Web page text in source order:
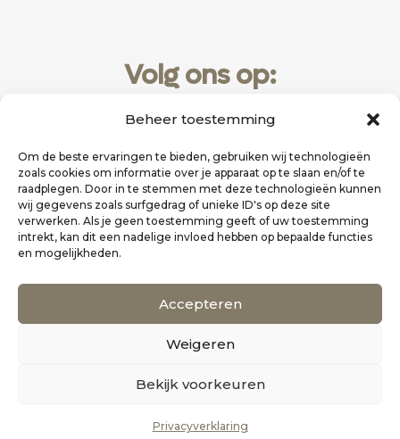
Beheer toestemming
Om de beste ervaringen te bieden, gebruiken wij technologieën
zoals cookies om informatie over je apparaat op te slaan en/of te
raadplegen. Door in te stemmen met deze technologieën kunnen
wij gegevens zoals surfgedrag of unieke ID's op deze site
verwerken. Als je geen toestemming geeft of uw toestemming
intrekt, kan dit een nadelige invloed hebben op bepaalde functies
en mogelijkheden.
Accepteren
Weigeren
Bekijk voorkeuren
Privacyverklaring
Volg ons op:
Website realisatie doorZakelijk Bereikbaar
Alle rechten voorbehouden